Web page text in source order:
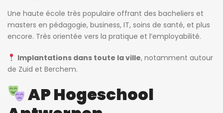
Une haute école très populaire offrant des bacheliers et
masters en pédagogie, business, IT, soins de santé, et plus
encore. Très orientée vers la pratique et l’employabilité.
Implantations dans toute la ville, notamment autour
de Zuid et Berchem.
AP Hogeschool